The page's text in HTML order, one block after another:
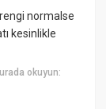
normalse
kesinlikle
okuyun: